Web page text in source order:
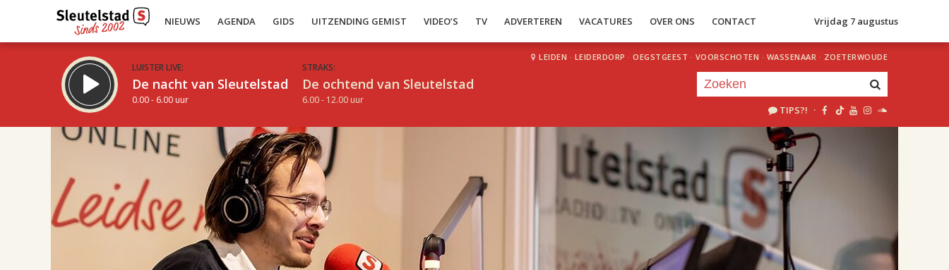
NIEUWS AGENDA GIDS UITZENDING GEMIST VIDEO’S TV ADVERTEREN VACATURES OVER ONS CONTACT Vrijdag 7 augustus
LUISTER LIVE:
De nacht van Sleutelstad
0.00 - 6.00 uur
STRAKS:
De ochtend van Sleutelstad
6.00 - 12.00 uur
LEIDEN · LEIDERDORP · OEGSTGEEST · VOORSCHOTEN · WASSENAAR · ZOETERWOUDE
TIPS?! ·
21.00 22.00
Je luistert nu naar
«Vorig uur
Inklappen